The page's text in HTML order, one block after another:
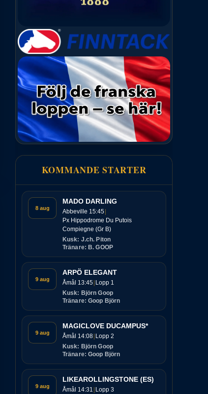
KOMMANDE STARTER
8 aug
MADO DARLING
Abbeville 15:45
Px Hippodrome Du Putois
Compiegne (Gr B)
Kusk: J.ch. Piton
Tränare: B. GOOP
9 aug
ARPÖ ELEGANT
Åmål 13:45 Lopp 1
Kusk: Björn Goop
Tränare: Goop Björn
9 aug
MAGICLOVE DUCAMPUS*
Åmål 14:08 Lopp 2
Kusk: Björn Goop
Tränare: Goop Björn
9 aug
LIKEAROLLINGSTONE (ES)
Åmål 14:31 Lopp 3